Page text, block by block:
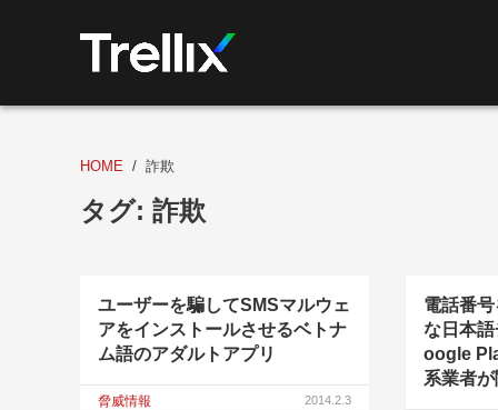
HOME 詐欺
タグ: 詐欺
ユーザーを騙してSMSマルウェ
アをインストールさせるベトナ
ム語のアダルトアプリ
脅威情報 2014.2.3
電話番
な日本
oogle
系業者